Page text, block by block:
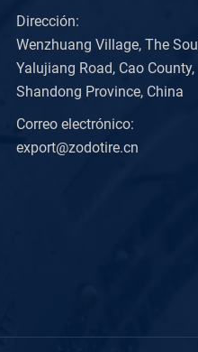
Dirección:
Wenzhuang Village, The
Yalujiang Road, Cao County,
Shandong Province, China
Correo electrónico:
export@zodotire.cn